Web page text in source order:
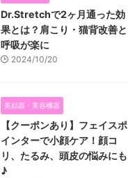
Dr.Stretchで2ヶ月通った効
果とは？肩こり・猫背改善と
呼吸が楽に
2024/10/20
美顔器・美容機器
【クーポンあり】フェイスポ
インターで小顔ケア！顔コ
リ、たるみ、頭皮の悩みにも
♪